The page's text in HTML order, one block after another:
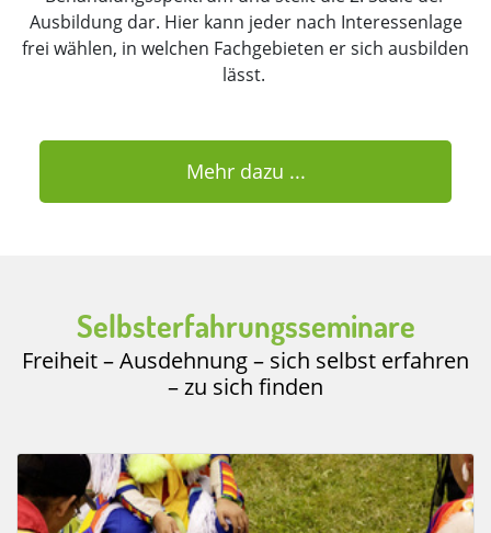
Ausbildung dar. Hier kann jeder nach Interessenlage
frei wählen, in welchen Fachgebieten er sich ausbilden
lässt.
Mehr dazu ...
Selbsterfahrungsseminare
Freiheit – Ausdehnung – sich selbst erfahren
– zu sich finden